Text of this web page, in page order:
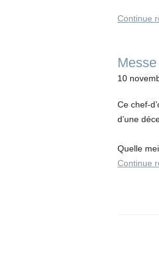
Continue
10
Ce chef-
d’une
Quelle
Continue